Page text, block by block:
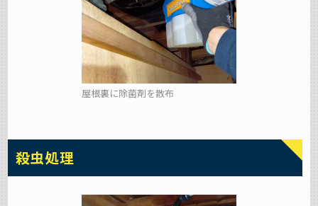
屋根裏に除菌剤を散布
殺虫処理